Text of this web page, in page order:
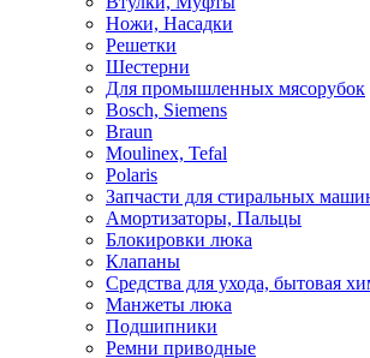
Ножи, Насадки
Решетки
Шестерни
Для промышленных мясорубок
Bosch, Siemens
Braun
Moulinex, Tefal
Polaris
Запчасти для стиральных
Амортизаторы, Пальцы
Блокировки люка
Клапаны
Средства для ухода, бытовая
Манжеты люка
Подшипники
Ремни приводные